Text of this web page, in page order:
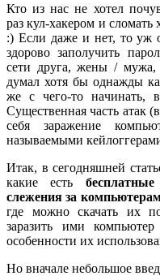
Кто из нас не хотел
раз кул-хакером и сломать
:) Если даже и нет, то уж
здорово заполучить
сети друга, жены / мужа,
думал хотя бы однажды
же с чего-то начинать,
Существенная часть атак
себя заражение
называемыми
Итак, в сегодняшней
какие есть
слежения за
где можно скачать их
заразить ими
особенности их
Но вначале небольшое